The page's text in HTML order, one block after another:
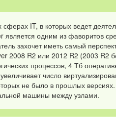
IT, в которых ведет
одним из фаворитов
захочет иметь самый
2008 R2 или 2012 R2 (2003 R2
процессов, 4 Тб
число
не было в прошлых
машины между узлами.